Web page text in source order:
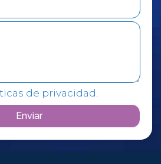
de privacidad.
Enviar